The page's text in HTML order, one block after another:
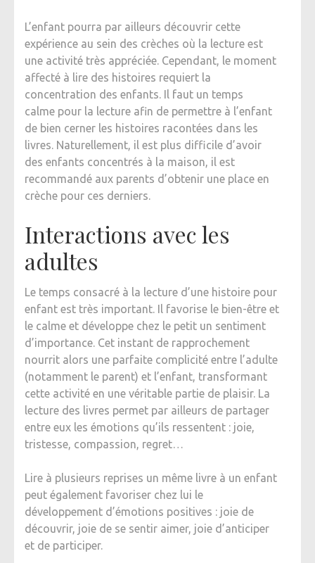
L’enfant pourra par ailleurs découvrir cette
expérience au sein des crèches où la lecture est
une activité très appréciée. Cependant, le moment
affecté à lire des histoires requiert la
concentration des enfants. Il faut un temps
calme pour la lecture afin de permettre à l’enfant
de bien cerner les histoires racontées dans les
livres. Naturellement, il est plus difficile d’avoir
des enfants concentrés à la maison, il est
recommandé aux parents d’obtenir une place en
crèche pour ces derniers.
Interactions avec les
adultes
Le temps consacré à la lecture d’une histoire pour
enfant est très important. Il favorise le bien-être et
le calme et développe chez le petit un sentiment
d’importance. Cet instant de rapprochement
nourrit alors une parfaite complicité entre l’adulte
(notamment le parent) et l’enfant, transformant
cette activité en une véritable partie de plaisir. La
lecture des livres permet par ailleurs de partager
entre eux les émotions qu’ils ressentent : joie,
tristesse, compassion, regret…
Lire à plusieurs reprises un même livre à un enfant
peut également favoriser chez lui le
développement d’émotions positives : joie de
découvrir, joie de se sentir aimer, joie d’anticiper
et de participer.